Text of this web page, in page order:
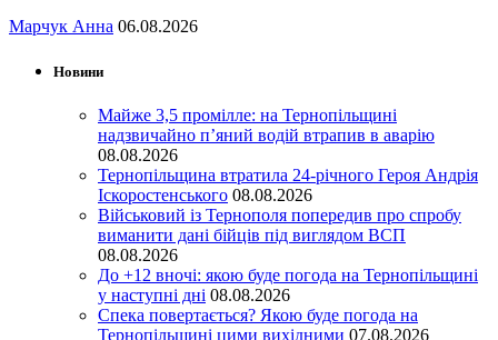
Марчук Анна 06.08.2026
Новини
Майже 3,5 промілле: на Тернопільщині
надзвичайно п’яний водій втрапив в аварію
08.08.2026
Тернопільщина втратила 24-річного Героя Андрія
Іскоростенського 08.08.2026
Військовий із Тернополя попередив про спробу
виманити дані бійців під виглядом ВСП
08.08.2026
До +12 вночі: якою буде погода на Тернопільщині
у наступні дні 08.08.2026
Спека повертається? Якою буде погода на
Тернопільщині цими вихідними 07.08.2026